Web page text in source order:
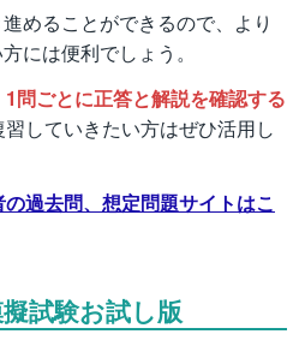
めることができるので、より
には便利でしょう。
1問ごとに正答と解説を確認する
していきたい方はぜひ活用し
過去問、想定問題サイトはこ
試験お試し版